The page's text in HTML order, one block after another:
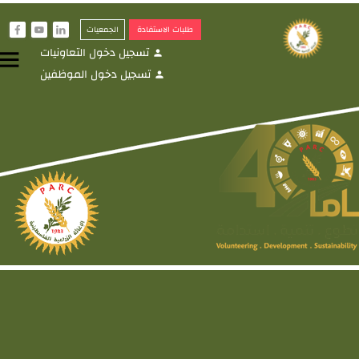
طلبات الاستفادة الجمعيات i
y
f
person تسجيل دخول التعاونيات
person تسجيل دخول الموظفين